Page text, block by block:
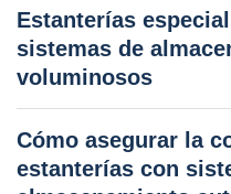
Estanterías
sistemas de
voluminosos
Cómo asegurar la
estanterías con